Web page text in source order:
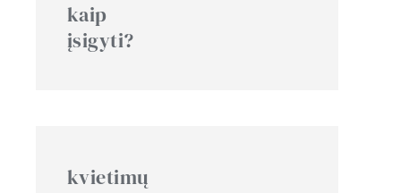
kaip
įsigyti?
kvietimų